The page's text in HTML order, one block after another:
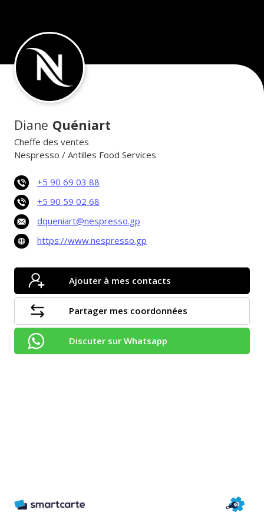
Diane Quéniart
Cheffe des ventes
Nespresso / Antilles Food Services
+5 90 69 03 88
+5 90 59 02 68
dqueniart@nespresso.gp
https://www.nespresso.gp
Ajouter à mes contacts
Partager mes coordonnées
Discuter sur Whatsapp